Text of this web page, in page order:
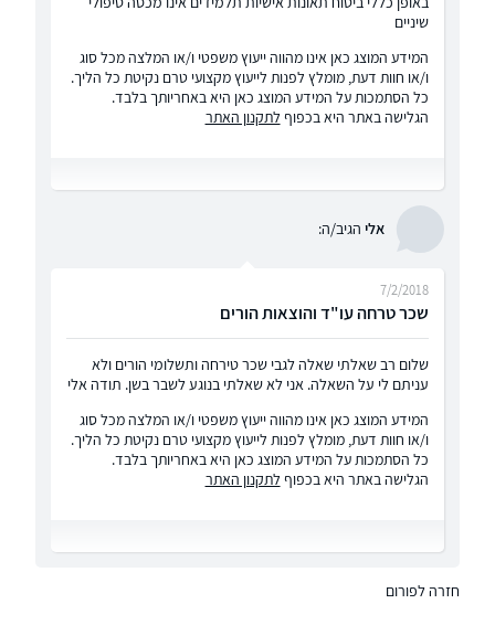
שיניים
המידע המוצג כאן אינו מהווה ייעוץ משפטי ו/או המלצה מכל סוג
ו/או חוות דעת, מומלץ לפנות לייעוץ מקצועי טרם נקיטת כל הליך.
כל הסתמכות על המידע המוצג כאן היא באחריותך בלבד.
הגלישה באתר היא בכפוף לתקנון האתר
אלי הגיב/ה:
שכר טרחה עו"ד והוצאות הורים
7/2/2018
שלום רב שאלתי שאלה לגבי שכר טירחה ותשלומי הורים ולא
עניתם לי על השאלה. אני לא שאלתי בנוגע לשבר בשן. תודה אלי
המידע המוצג כאן אינו מהווה ייעוץ משפטי ו/או המלצה מכל סוג
ו/או חוות דעת, מומלץ לפנות לייעוץ מקצועי טרם נקיטת כל הליך.
כל הסתמכות על המידע המוצג כאן היא באחריותך בלבד.
הגלישה באתר היא בכפוף לתקנון האתר
חזרה לפורום